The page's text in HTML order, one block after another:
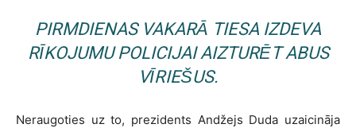
PIRMDIENAS VAKARĀ TIESA IZDEVA
RĪKOJUMU POLICIJAI AIZTURĒT ABUS
VĪRIEŠUS.
Neraugoties uz to, prezidents Andžejs Duda uzaicināja